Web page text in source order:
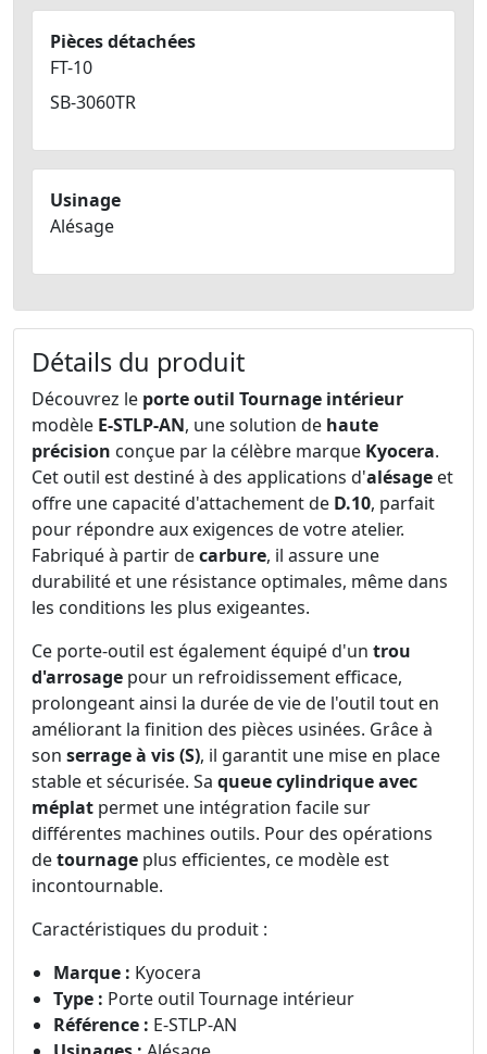
Pièces détachées
FT-10
SB-3060TR
Usinage
Alésage
Détails du produit
Découvrez le porte outil Tournage intérieur
modèle E-STLP-AN, une solution de haute
précision conçue par la célèbre marque Kyocera.
Cet outil est destiné à des applications d'alésage et
offre une capacité d'attachement de D.10, parfait
pour répondre aux exigences de votre atelier.
Fabriqué à partir decarbure, il assure une
durabilité et une résistance optimales, même dans
les conditions les plus exigeantes.
Ce porte-outil est également équipé d'un trou
d'arrosage pour un refroidissement efficace,
prolongeant ainsi la durée de vie de l'outil tout en
améliorant la finition des pièces usinées. Grâce à
son serrage à vis (S), il garantit une mise en place
stable et sécurisée. Sa queue cylindrique avec
méplat permet une intégration facile sur
différentes machines outils. Pour des opérations
detournage plus efficientes, ce modèle est
incontournable.
Caractéristiques du produit :
Marque : Kyocera
Type : Porte outil Tournage intérieur
Référence : E-STLP-AN